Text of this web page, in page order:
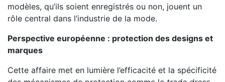
modèles, qu’ils soient enregistrés ou non, jouent un
rôle central dans l’industrie de la mode.
Perspective européenne : protection des designs et
marques
Cette affaire met en lumière l’efficacité et la spécificité